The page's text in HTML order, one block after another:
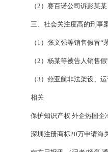
（2）赛百诺公司诉彭某某
三、社会关注度高的刑事
（1）张文强等销售假冒“
（2）杨某等被告人销售假
（3）燕亚航非法架设、运
相关
保护知识产权 外企热国企
深圳注册商标20万申请海